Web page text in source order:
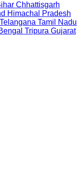
Chhattisgarh
Himachal Pradesh
Telangana Tamil Nadu
Tripura Gujarat